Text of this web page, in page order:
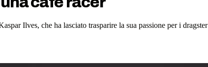
Ilves, che ha lasciato trasparire la sua passione per i dragster